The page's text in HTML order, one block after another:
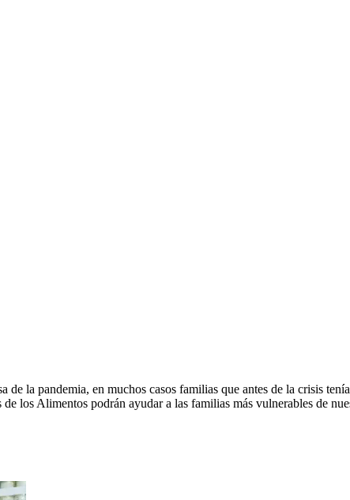
la pandemia, en muchos casos familias que antes de la crisis
los Alimentos podrán ayudar a las familias más vulnerables de